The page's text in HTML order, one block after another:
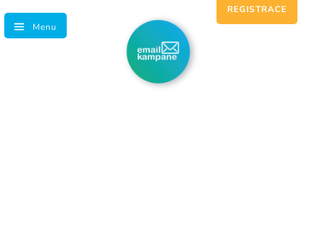
REGISTRACE